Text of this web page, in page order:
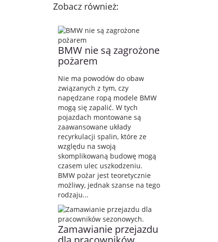
Zobacz również:
BMW nie są zagrożone
pożarem
Nie ma powodów do obaw
związanych z tym, czy
napędzane ropą modele BMW
mogą się zapalić. W tych
pojazdach montowane są
zaawansowane układy
recyrkulacji spalin, które ze
względu na swoją
skomplikowaną budowę mogą
czasem ulec uszkodzeniu.
BMW pożar jest teoretycznie
możliwy, jednak szanse na tego
rodzaju...
Zamawianie przejazdu